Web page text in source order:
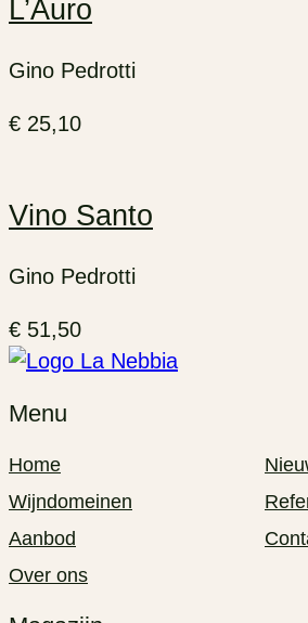
L’Auro
Gino Pedrotti
€ 25,10
Vino Santo
Gino Pedrotti
€ 51,50
Menu
Home
Wijndomeinen
Aanbod
Over ons